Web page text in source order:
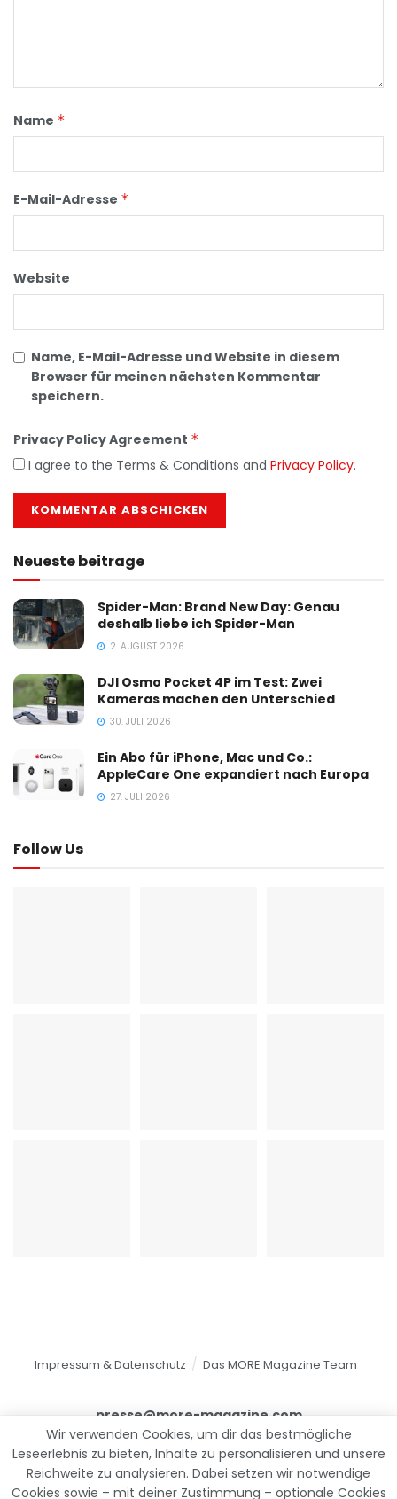
Name *
E-Mail-Adresse *
Website
Name, E-Mail-Adresse und Website in diesem
Browser für meinen nächsten Kommentar
speichern.
Privacy Policy Agreement *
I agree to the Terms & Conditions and Privacy Policy.
Neueste beitrage
Spider-Man: Brand New Day: Genau
deshalb liebe ich Spider-Man
2. AUGUST 2026
DJI Osmo Pocket 4P im Test: Zwei
Kameras machen den Unterschied
30. JULI 2026
Ein Abo für iPhone, Mac und Co.:
AppleCare One expandiert nach Europa
27. JULI 2026
Follow Us
Impressum & Datenschutz Das MORE Magazine Team
presse@more-magazine.com
© 2025MORE Magazine
Wir verwenden Cookies, um dir das bestmögliche
Leseerlebnis zu bieten, Inhalte zu personalisieren und unsere
Reichweite zu analysieren. Dabei setzen wir notwendige
Cookies sowie – mit deiner Zustimmung – optionale Cookies